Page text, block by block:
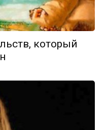
который